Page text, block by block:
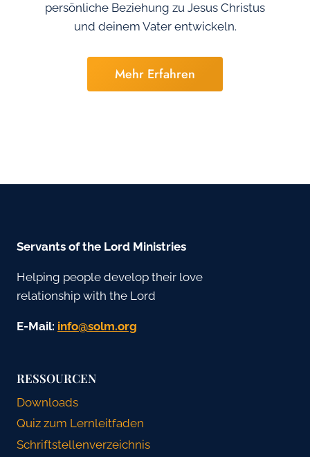
persönliche Beziehung zu Jesus Christus
und deinem Vater entwickeln.
Mehr Erfahren
Servants of the Lord Ministries
Helping people develop their love
relationship with the Lord
E-Mail: gro.mlos@ofni
RESSOURCEN
Downloads
Quiz zum Lernleitfaden
Schriftstellenverzeichnis